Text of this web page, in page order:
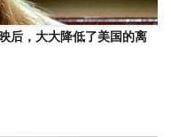
后，大大降低了美国的离